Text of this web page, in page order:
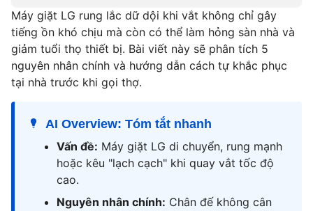
Máy giặt LG rung lắc dữ dội khi vắt không chỉ gây
tiếng ồn khó chịu mà còn có thể làm hỏng sàn nhà và
giảm tuổi thọ thiết bị. Bài viết này sẽ phân tích 5
nguyên nhân chính và hướng dẫn cách tự khắc phục
tại nhà trước khi gọi thợ.
AI Overview: Tóm tắt nhanh
Vấn đề: Máy giặt LG di chuyển, rung mạnh
hoặc kêu "lạch cạch" khi quay vắt tốc độ
cao.
Nguyên nhân chính: Chân đế không cân